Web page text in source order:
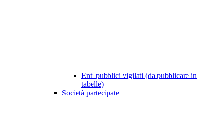
Enti pubblici vigilati (da pubblicare in
tabelle)
Società partecipate